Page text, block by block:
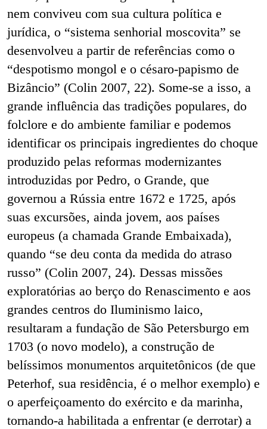
nem conviveu com sua cultura política e
jurídica, o “sistema senhorial moscovita” se
desenvolveu a partir de referências como o
“despotismo mongol e o césaro-papismo de
Bizâncio” (Colin 2007, 22). Some-se a isso, a
grande influência das tradições populares, do
folclore e do ambiente familiar e podemos
identificar os principais ingredientes do choque
produzido pelas reformas modernizantes
introduzidas por Pedro, o Grande, que
governou a Rússia entre 1672 e 1725, após
suas excursões, ainda jovem, aos países
europeus (a chamada Grande Embaixada),
quando “se deu conta da medida do atraso
russo” (Colin 2007, 24). Dessas missões
exploratórias ao berço do Renascimento e aos
grandes centros do Iluminismo laico,
resultaram a fundação de São Petersburgo em
1703 (o novo modelo), a construção de
belíssimos monumentos arquitetônicos (de que
Peterhof, sua residência, é o melhor exemplo) e
o aperfeiçoamento do exército e da marinha,
tornando-a habilitada a enfrentar (e derrotar) a